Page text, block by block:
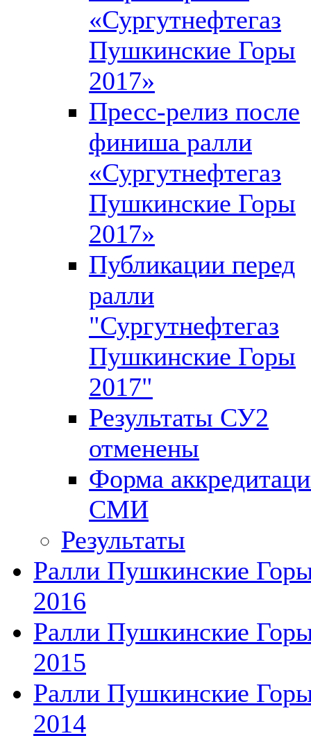
«Сургутнефтегаз
Пушкинские Горы
2017»
Пресс-релиз после
финиша ралли
«Сургутнефтегаз
Пушкинские Горы
2017»
Публикации перед
ралли
"Сургутнефтегаз
Пушкинские Горы
2017"
Результаты СУ2
отменены
Форма
СМИ
Результаты
Ралли Пушкинские
2016
Ралли Пушкинские
2015
Ралли Пушкинские
2014